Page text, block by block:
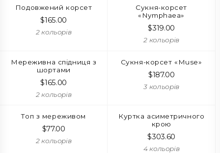
Подовжений корсет
$165.00
2 кольорів
Сукня-корсет
«Nymphaea»
$319.00
2 кольорів
Мереживна спідниця з
шортами
$165.00
2 кольорів
Сукня-корсет «Muse»
$187.00
3 кольорів
Топ з мереживом
$77.00
2 кольорів
Куртка асиметричного
крою
$303.60
4 кольорів